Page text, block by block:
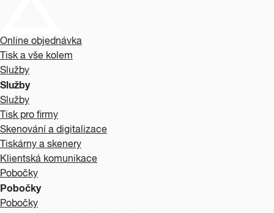
Online objednávka
Tisk a vše kolem
Služby
Služby
Služby
Tisk pro firmy
Skenování a digitalizace
Tiskárny a skenery
Klientská komunikace
Pobočky
Pobočky
Pobočky